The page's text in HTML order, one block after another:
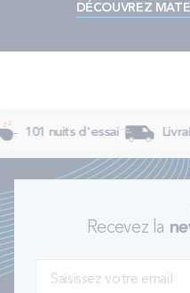
DÉCOUVREZ
101 nuits d'essai
Recevez la